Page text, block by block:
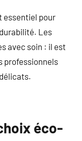
essentiel pour
Les
avec soin : il est
professionnels
éco-